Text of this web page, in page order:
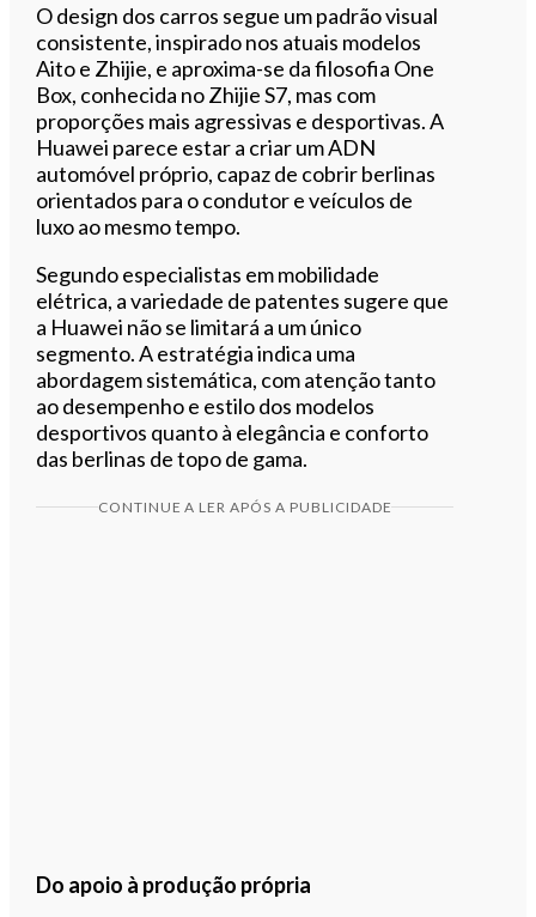
O design dos carros segue um padrão visual
consistente, inspirado nos atuais modelos
Aito e Zhijie, e aproxima-se da filosofia One
Box, conhecida no Zhijie S7, mas com
proporções mais agressivas e desportivas. A
Huawei parece estar a criar um ADN
automóvel próprio, capaz de cobrir berlinas
orientados para o condutor e veículos de
luxo ao mesmo tempo.
Segundo especialistas em mobilidade
elétrica, a variedade de patentes sugere que
a Huawei não se limitará a um único
segmento. A estratégia indica uma
abordagem sistemática, com atenção tanto
ao desempenho e estilo dos modelos
desportivos quanto à elegância e conforto
das berlinas de topo de gama.
CONTINUE A LER APÓS A PUBLICIDADE
Do apoio à produção própria